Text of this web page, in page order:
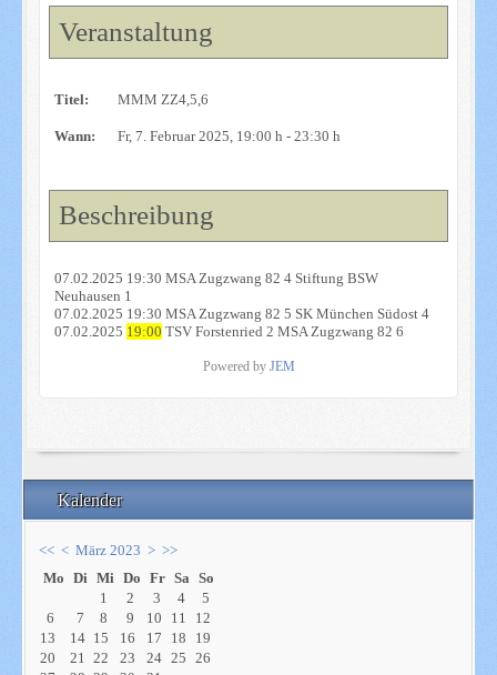
Kalender
<< < März 2023 > >>
Mo Di Mi Do Fr Sa So
1
2 3 4
5
6
7 8 9 10 11
12
13
14 15 16 17 18
19
20
21 22 23 24 25
26
Veranstaltung
Titel: MMM ZZ4,5,6
Wann: Fr, 7. Februar 2025, 19:00 h - 23:30 h
Beschreibung
07.02.2025 19:30 MSA Zugzwang 82 4 Stiftung BSW
Neuhausen 1
07.02.2025 19:30 MSA Zugzwang 82 5 SK München Südost 4
07.02.2025 19:00 TSV Forstenried 2 MSA Zugzwang 82 6
Powered by JEM